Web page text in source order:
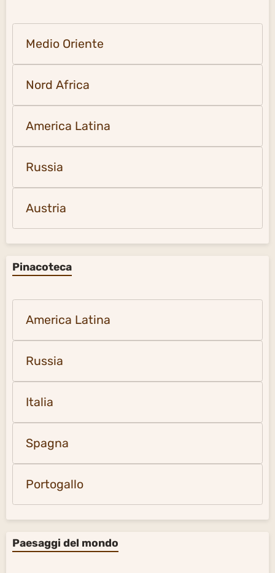
Medio Oriente
Nord Africa
America Latina
Russia
Austria
Pinacoteca
America Latina
Russia
Italia
Spagna
Portogallo
Paesaggi del mondo